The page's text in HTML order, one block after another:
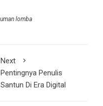
lomba
Next
Pentingnya Penulis
Santun Di Era Digital